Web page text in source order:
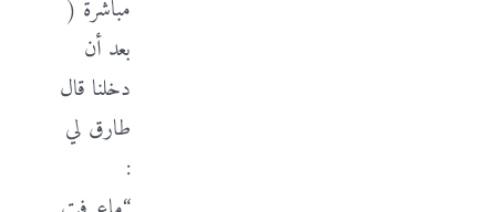
مباشرةً (
بعد أن
دخلنا قال
طارق لي
: